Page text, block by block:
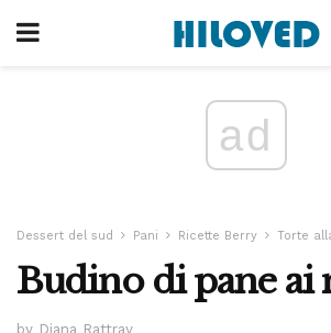
ad
Dessert del sud Pani Ricette Berry Torte
Budino di pane
by Diana Rattray